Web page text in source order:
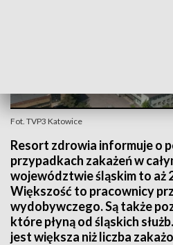
Fot. TVP3 Katowice
Resort zdrowia informuje o
przypadkach zakażeń w
województwie śląskim to aż
Większość to pracownicy
wydobywczego. Są także
które płyną od śląskich
jest większa niż liczba